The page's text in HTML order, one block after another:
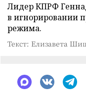
Лидер КПРФ
в игнорировании
режима.
Текст: Елизавета